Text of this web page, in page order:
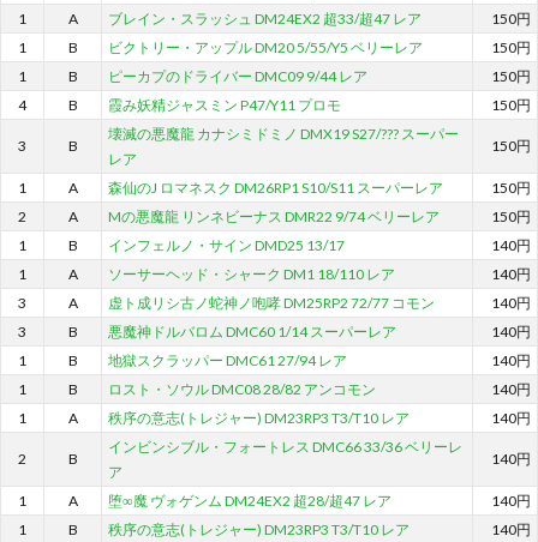
1
A ブレイン・スラッシュ DM24EX2 超33/超47 レア
150円
1
B ビクトリー・アップル DM20 5/55/Y5 ベリーレア
150円
1
B ピーカプのドライバー DMC09 9/44 レア
150円
4
B 霞み妖精ジャスミン P47/Y11 プロモ 150円
3 B
壊滅の悪魔龍 カナシミドミノ DMX19 S27/??? スーパー
レア
150円
1 A 森仙のJ ロマネスク DM26RP1 S10/S11 スーパーレア
150円
2
A Mの悪魔龍 リンネビーナス DMR22 9/74 ベリーレア
150円
1
B インフェルノ・サイン DMD25 13/17
140円
1
A ソーサーヘッド・シャーク DM1 18/110 レア
140円
3
A 虚ト成リシ古ノ蛇神ノ咆哮 DM25RP2 72/77 コモン
140円
3
B 悪魔神ドルバロム DMC60 1/14 スーパーレア
140円
1
B 地獄スクラッパー DMC61 27/94 レア
140円
1
B ロスト・ソウル DMC08 28/82 アンコモン
140円
1
A 秩序の意志(トレジャー) DM23RP3 T3/T10 レア 140円
2 B
インビンシブル・フォートレス DMC66 33/36 ベリーレ
ア
140円
1 A 堕∞魔 ヴォゲンム DM24EX2 超28/超47 レア
140円
1
B 秩序の意志(トレジャー) DM23RP3 T3/T10 レア
140円